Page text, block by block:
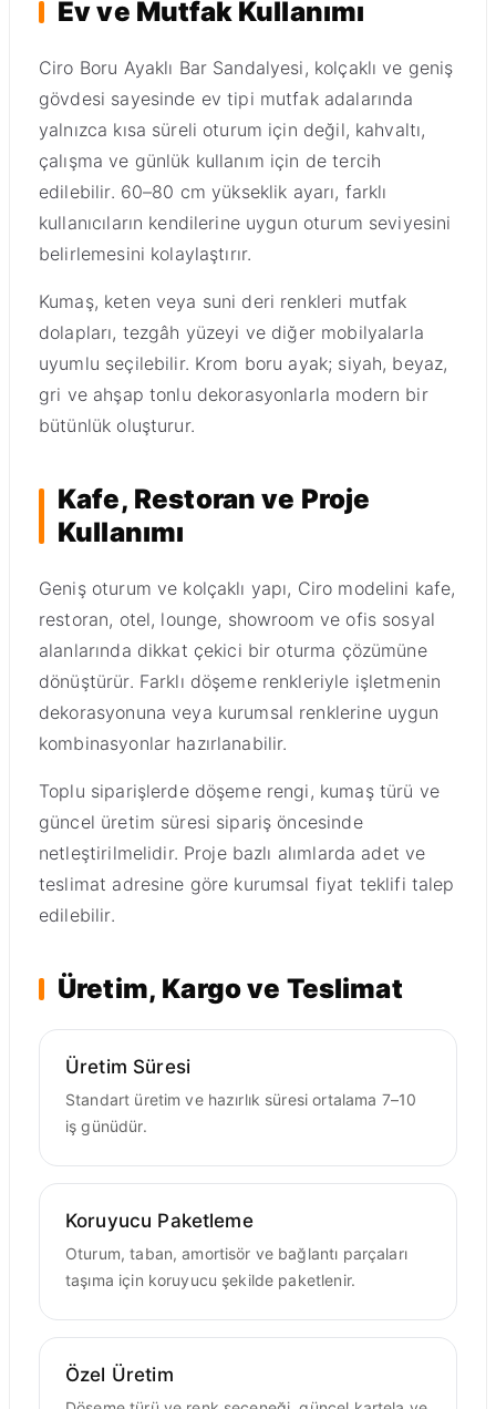
Ev ve Mutfak Kullanımı
Ciro Boru Ayaklı Bar Sandalyesi, kolçaklı ve geniş
gövdesi sayesinde ev tipi mutfak adalarında
yalnızca kısa süreli oturum için değil, kahvaltı,
çalışma ve günlük kullanım için de tercih
edilebilir. 60–80 cm yükseklik ayarı, farklı
kullanıcıların kendilerine uygun oturum seviyesini
belirlemesini kolaylaştırır.
Kumaş, keten veya suni deri renkleri mutfak
dolapları, tezgâh yüzeyi ve diğer mobilyalarla
uyumlu seçilebilir. Krom boru ayak; siyah, beyaz,
gri ve ahşap tonlu dekorasyonlarla modern bir
bütünlük oluşturur.
Kafe, Restoran ve Proje
Kullanımı
Geniş oturum ve kolçaklı yapı, Ciro modelini kafe,
restoran, otel, lounge, showroom ve ofis sosyal
alanlarında dikkat çekici bir oturma çözümüne
dönüştürür. Farklı döşeme renkleriyle işletmenin
dekorasyonuna veya kurumsal renklerine uygun
kombinasyonlar hazırlanabilir.
Toplu siparişlerde döşeme rengi, kumaş türü ve
güncel üretim süresi sipariş öncesinde
netleştirilmelidir. Proje bazlı alımlarda adet ve
teslimat adresine göre kurumsal fiyat teklifi talep
edilebilir.
Üretim, Kargo ve Teslimat
Üretim Süresi
Standart üretim ve hazırlık süresi ortalama 7–10
iş günüdür.
Koruyucu Paketleme
Oturum, taban, amortisör ve bağlantı parçaları
taşıma için koruyucu şekilde paketlenir.
Özel Üretim